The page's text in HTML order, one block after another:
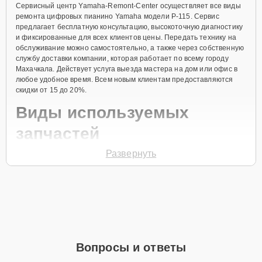
Сервисный центр Yamaha-Remont-Center осуществляет все виды
ремонта цифровых пианино Yamaha модели P-115. Сервис
предлагает бесплатную консультацию, высокоточную диагностику
и фиксированные для всех клиентов цены. Передать технику на
обслуживание можно самостоятельно, а также через собственную
службу доставки компании, которая работает по всему городу
Махачкала. Действует услуга выезда мастера на дом или офис в
любое удобное время. Всем новым клиентам предоставляются
скидки от 15 до 20%.
Виды используемых
запчастей
Для ремонта цифрового пианино модели P-115 предлагаются как
активное использование устройства дольше
Развернуть
Вопросы и ответы